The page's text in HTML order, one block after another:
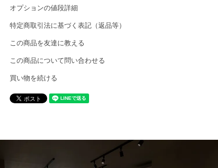
オプションの値段詳細
特定商取引法に基づく表記（返品等）
この商品を友達に教える
この商品について問い合わせる
買い物を続ける
Carhartt
Champion
CHRISTOPHER BROWN
CONCHON QUINETTE